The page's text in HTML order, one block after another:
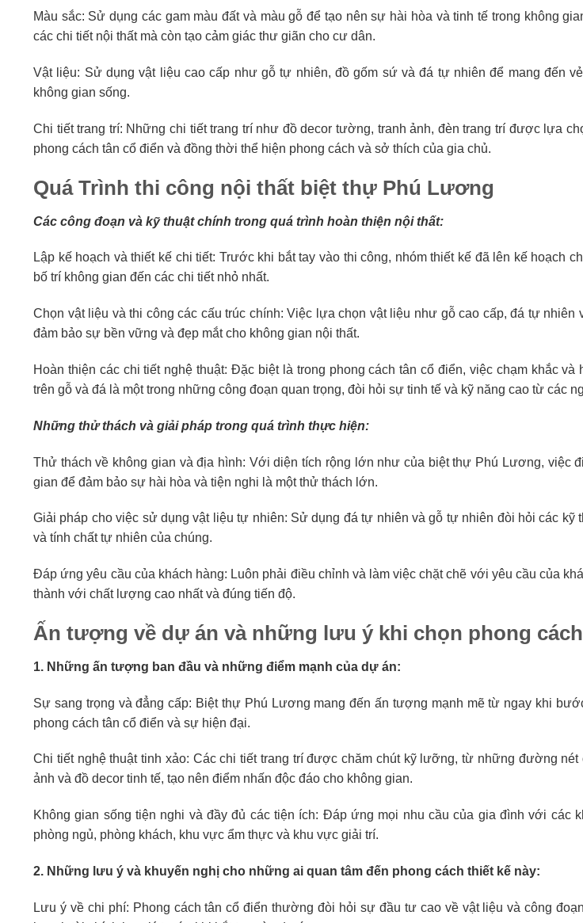
Màu sắc: Sử dụng các gam màu đất và màu gỗ để tạo nên sự hài hòa và tinh tế trong không
các chi tiết nội thất mà còn tạo cảm giác thư giãn cho cư dân.
Vật liệu: Sử dụng vật liệu cao cấp như gỗ tự nhiên, đồ gốm sứ và đá tự nhiên để mang đến
không gian sống.
Chi tiết trang trí: Những chi tiết trang trí như đồ decor tường, tranh ảnh, đèn trang trí được lựa
phong cách tân cổ điển và đồng thời thể hiện phong cách và sở thích của gia chủ.
Quá Trình thi công nội thất biệt thự Phú Lương
Các công đoạn và kỹ thuật chính trong quá trình hoàn thiện nội thất:
Lập kế hoạch và thiết kế chi tiết: Trước khi bắt tay vào thi công, nhóm thiết kế đã lên kế hoạch
bố trí không gian đến các chi tiết nhỏ nhất.
Chọn vật liệu và thi công các cấu trúc chính: Việc lựa chọn vật liệu như gỗ cao cấp, đá tự
đảm bảo sự bền vững và đẹp mắt cho không gian nội thất.
Hoàn thiện các chi tiết nghệ thuật: Đặc biệt là trong phong cách tân cổ điển, việc chạm khắc và
trên gỗ và đá là một trong những công đoạn quan trọng, đòi hỏi sự tinh tế và kỹ năng cao từ các
Những thử thách và giải pháp trong quá trình thực hiện:
Thử thách về không gian và địa hình: Với diện tích rộng lớn như của biệt thự Phú Lương, việc
gian để đảm bảo sự hài hòa và tiện nghi là một thử thách lớn.
Giải pháp cho việc sử dụng vật liệu tự nhiên: Sử dụng đá tự nhiên và gỗ tự nhiên đòi hỏi các kỹ
và tính chất tự nhiên của chúng.
Đáp ứng yêu cầu của khách hàng: Luôn phải điều chỉnh và làm việc chặt chẽ với yêu cầu của
thành với chất lượng cao nhất và đúng tiến độ.
Ấn tượng về dự án và những lưu ý khi chọn phong
1. Những ấn tượng ban đầu và những điểm mạnh của dự án:
Sự sang trọng và đẳng cấp: Biệt thự Phú Lương mang đến ấn tượng mạnh mẽ từ ngay khi
phong cách tân cổ điển và sự hiện đại.
Chi tiết nghệ thuật tinh xảo: Các chi tiết trang trí được chăm chút kỹ lưỡng, từ những đường nét
ảnh và đồ decor tinh tế, tạo nên điểm nhấn độc đáo cho không gian.
Không gian sống tiện nghi và đầy đủ các tiện ích: Đáp ứng mọi nhu cầu của gia đình với các
phòng ngủ, phòng khách, khu vực ẩm thực và khu vực giải trí.
2. Những lưu ý và khuyến nghị cho những ai quan tâm đến phong cách thiết kế này:
Lưu ý về chi phí: Phong cách tân cổ điển thường đòi hỏi sự đầu tư cao về vật liệu và công